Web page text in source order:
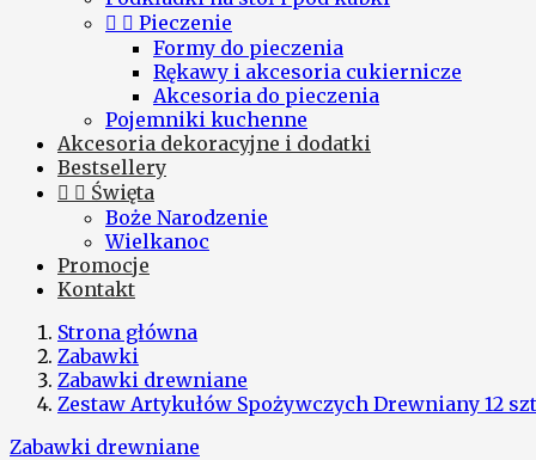
  Pieczenie
Formy do pieczenia
Rękawy i akcesoria cukiernicze
Akcesoria do pieczenia
Pojemniki kuchenne
Akcesoria dekoracyjne i dodatki
Bestsellery
  Święta
Boże Narodzenie
Wielkanoc
Promocje
Kontakt
Strona główna
Zabawki
Zabawki drewniane
Zestaw Artykułów Spożywczych Drewniany 12
Zabawki drewniane